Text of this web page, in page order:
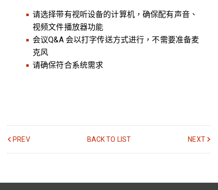
请选择带有视听设备的计算机，确保配有声音、
视频文件播放器功能
会议Q&A 会以打字传送方式进行，不需要准备麦
克风
请确保符合系统需求
PREV BACK TO LIST NEXT